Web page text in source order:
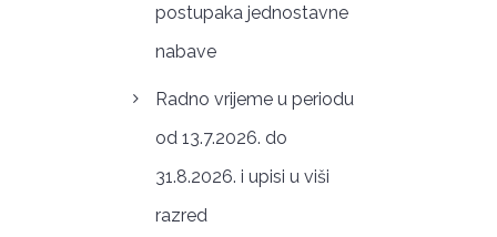
postupaka jednostavne
nabave
Radno vrijeme u periodu
od 13.7.2026. do
31.8.2026. i upisi u viši
razred